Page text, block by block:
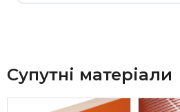
Супутні матеріали